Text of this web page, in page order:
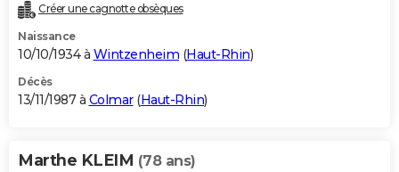
Créer une cagnotte obsèques
Naissance
10/10/1934 à Wintzenheim (Haut-Rhin)
Décès
13/11/1987 à Colmar(Haut-Rhin)
Marthe KLEIM (78 ans)